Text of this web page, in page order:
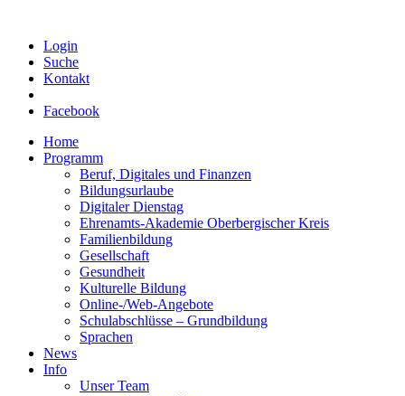
Login
Suche
Kontakt
Facebook
Home
Programm
Beruf, Digitales und Finanzen
Bildungsurlaube
Digitaler Dienstag
Ehrenamts-Akademie Oberbergischer Kreis
Familienbildung
Gesellschaft
Gesundheit
Kulturelle Bildung
Online-/Web-Angebote
Schulabschlüsse – Grundbildung
Sprachen
News
Info
Unser Team